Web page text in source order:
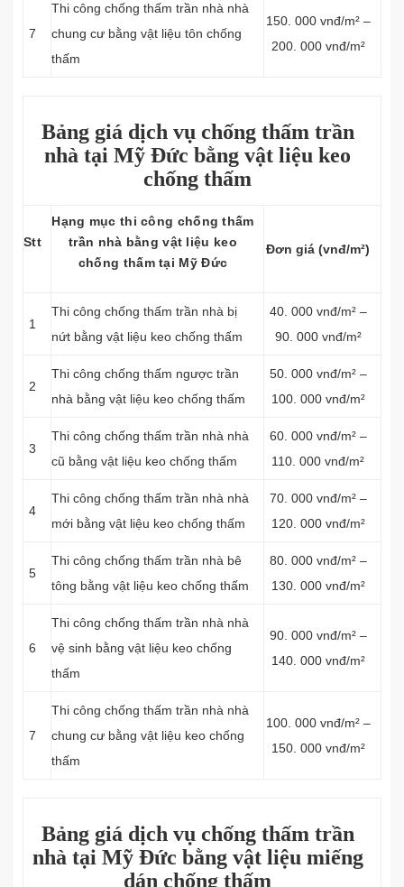
7
Thi công chống thấm trần nhà nhà
chung cư bằng vật liệu tôn chống
thấm
150. 000 vnđ/m² –
200. 000 vnđ/m²
Bảng giá dịch vụ chống thấm trần
nhà tại Mỹ Đức bằng vật liệu keo
chống thấm
Stt
Hạng mục thi công chống thấm
trần nhà bằng vật liệu keo
chống thấm tại Mỹ Đức
Đơn giá (vnđ/m²)
1
Thi công chống thấm trần nhà bị
nứt bằng vật liệu keo chống thấm
40. 000 vnđ/m² –
90. 000 vnđ/m²
2
Thi công chống thấm ngược trần
nhà bằng vật liệu keo chống thấm
50. 000 vnđ/m² –
100. 000 vnđ/m²
3
Thi công chống thấm trần nhà nhà
cũ bằng vật liệu keo chống thấm
60. 000 vnđ/m² –
110. 000 vnđ/m²
4
Thi công chống thấm trần nhà nhà
mới bằng vật liệu keo chống thấm
70. 000 vnđ/m² –
120. 000 vnđ/m²
5
Thi công chống thấm trần nhà bê
tông bằng vật liệu keo chống thấm
80. 000 vnđ/m² –
130. 000 vnđ/m²
6
Thi công chống thấm trần nhà nhà
vệ sinh bằng vật liệu keo chống
thấm
90. 000 vnđ/m² –
140. 000 vnđ/m²
7
Thi công chống thấm trần nhà nhà
chung cư bằng vật liệu keo chống
thấm
100. 000 vnđ/m² –
150. 000 vnđ/m²
Bảng giá dịch vụ chống thấm trần
nhà tại Mỹ Đức bằng vật liệu miếng
dán chống thấm